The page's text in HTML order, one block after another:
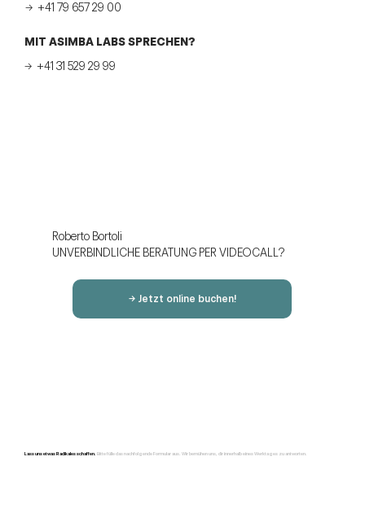
→ +41 79 657 29 00
MIT ASIMBA LABS SPRECHEN?
→ +41 31 529 29 99
Lass uns etwas Radikales schaffen. Bitte fülle das nachfolgende Formular aus. Wir bemühen uns, dir innerhalb eines Werktages zu antworten.
Roberto Bortoli
UNVERBINDLICHE BERATUNG PER VIDEOCALL?
→ Jetzt online buchen!